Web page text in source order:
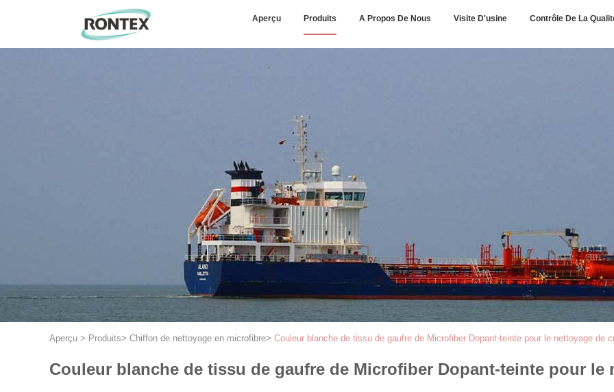
Aperçu Produits A Propos De Nous Visite D'usine Contrôle De La
Aperçu > Produits> Chiffon de nettoyage en microfibre> Couleur blanche de tissu de gaufre de Microfiber Dopant-teinte pour le nettoyage de
Couleur blanche de tissu de gaufre de Microfiber Dopant-teinte pour le